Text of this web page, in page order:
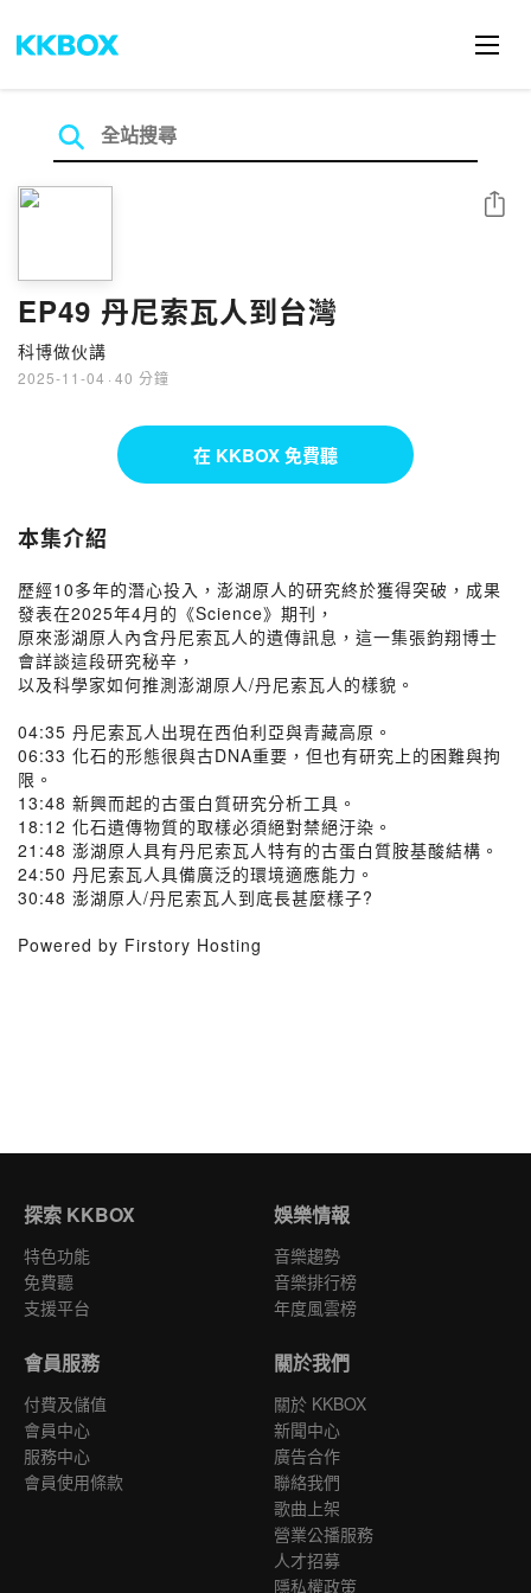
EP49 丹尼索瓦人到台灣
科博做伙講
2025-11-04 · 40 分鐘
分享
在 KKBOX 免費聽
本集介紹
歷經10多年的潛心投入，澎湖原人的研究終於獲得突破，成果
發表在2025年4月的《Science》期刊，
原來澎湖原人內含丹尼索瓦人的遺傳訊息，這一集張鈞翔博士
會詳談這段研究秘辛，
以及科學家如何推測澎湖原人/丹尼索瓦人的樣貌。
04:35 丹尼索瓦人出現在西伯利亞與青藏高原。
06:33 化石的形態很與古DNA重要，但也有研究上的困難與拘
限。
13:48 新興而起的古蛋白質研究分析工具。
18:12 化石遺傳物質的取樣必須絕對禁絕汙染。
21:48 澎湖原人具有丹尼索瓦人特有的古蛋白質胺基酸結構。
24:50 丹尼索瓦人具備廣泛的環境適應能力。
30:48 澎湖原人/丹尼索瓦人到底長甚麼樣子?
Powered by Firstory Hosting
探索 KKBOX
特色功能
免費聽
支援平台
娛樂情報
音樂趨勢
音樂排行榜
年度風雲榜
會員服務
付費及儲值
會員中心
服務中心
會員使用條款
關於我們
關於 KKBOX
新聞中心
廣告合作
聯絡我們
歌曲上架
營業公播服務
人才招募
隱私權政策